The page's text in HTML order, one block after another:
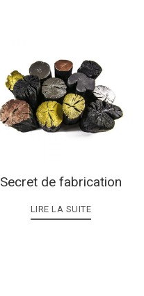
Secret de fabrication
LIRE LA SUITE